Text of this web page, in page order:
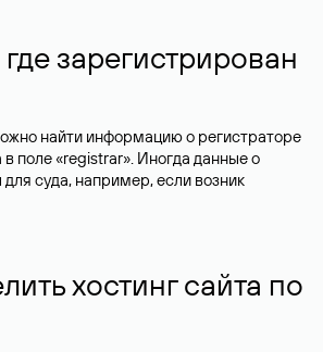
где зарегистрирован
найти информацию о регистраторе
поле «registrar». Иногда данные о
суда, например, если возник
хостинг сайта по